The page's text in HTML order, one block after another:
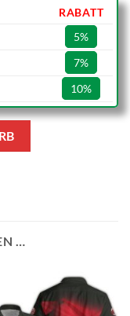
RABATT
5%
7%
10%
…